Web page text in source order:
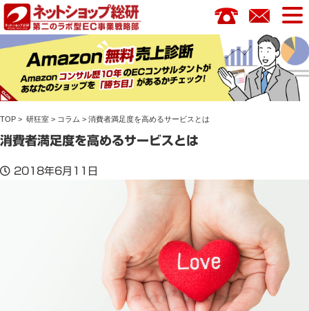
コ
ン
へ
キ
ッ
TOP > 研狂室 > コラム > 消費者満足度を高めるサービスとは
消費者満足度を高めるサービスとは
2018年6月11日